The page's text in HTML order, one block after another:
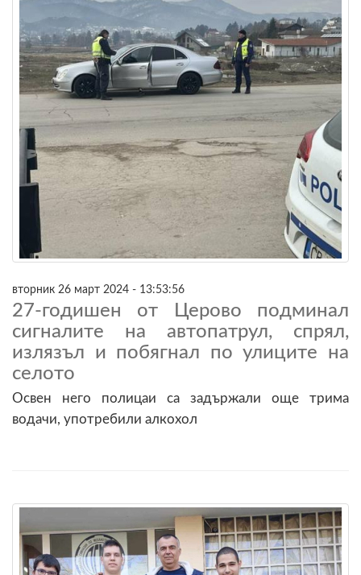
вторник 26 март 2024 - 13:53:56
27-годишен от Церово подминал
сигналите на автопатрул, спрял,
излязъл и побягнал по улиците на
селото
Освен него полицаи са задържали още трима
водачи, употребили алкохол